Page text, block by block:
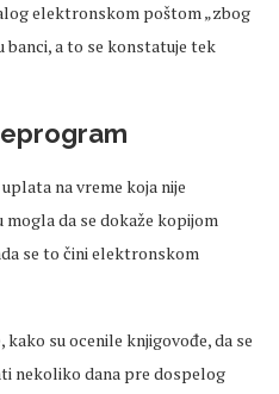
elektronskom poštom „zbog
banci, a to se konstatuje tek
na vreme koja nije
da se dokaže kopijom
se to čini elektronskom
kako su ocenile knjigovođe, da se
nekoliko dana pre dospelog